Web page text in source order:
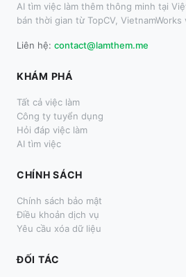
AI tìm việc làm thêm thông minh tại
bán thời gian từ TopCV,
Liên hệ: contact@lamthem.me
KHÁM PHÁ
Tất cả việc làm
Công ty tuyển dụng
Hỏi đáp việc làm
AI tìm việc
CHÍNH SÁCH
Chính sách bảo mật
Điều khoản dịch vụ
Yêu cầu xóa dữ liệu
ĐỐI TÁC